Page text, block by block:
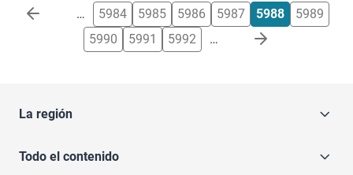
Paginación … 5984 5985 5986 5987 5988
5989
5990
5991 5992 …
La región
Todo el contenido